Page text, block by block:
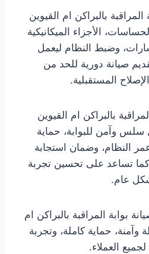
بالبراكن ام القيوين
الأجزاء الميكانيكية
وضبط النظام ليعمل
صيانة دورية للحد من
المستقبلية.
بالبراكن ام القيوين
سلس وآمن للبوابة، حماية
النظام، وضمان استجابة
تساعد على تحسين تجربة
عام.
بوابة المراقبة بالبراكن ام
وآمنة، حماية كاملة، وتجربة
العملاء.